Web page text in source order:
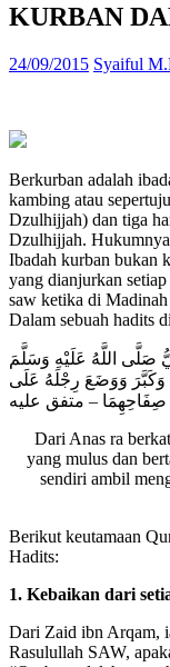
KURBAN
24/09/2015 Syaiful
Berkurban adalah
kambing atau
Dzulhijjah) dan tiga
Dzulhijjah. Hukumnya
Ibadah kurban bukan
yang dianjurkan
saw ketika di
Dalam sebuah hadits
اللَّهُ عَلَيْهِ وَسَلَّمَ
وَكَبَّرَ وَوَضَعَ رِجْلَهُ عَلَى
صِفَاحِهِمَا – متفق عليه
Dari Anas ra
yang mulus dan
sendiri ambil
Berikut keutamaan
Hadits:
1. Kebaikan dari
Dari Zaid ibn Arqam,
Rasulullah SAW,